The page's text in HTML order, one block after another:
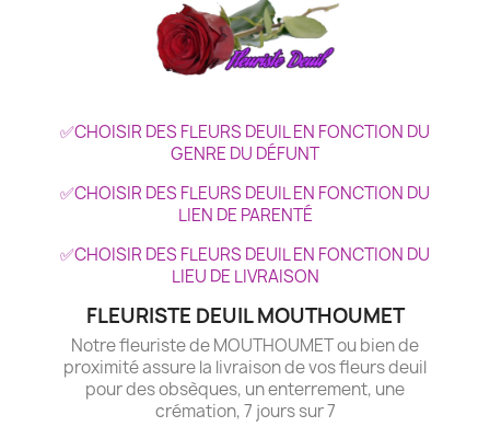
✅CHOISIR DES FLEURS DEUIL EN FONCTION DU
GENRE DU DÉFUNT
✅CHOISIR DES FLEURS DEUIL EN FONCTION DU
LIEN DE PARENTÉ
✅CHOISIR DES FLEURS DEUIL EN FONCTION DU
LIEU DE LIVRAISON
FLEURISTE DEUIL MOUTHOUMET
Notre fleuriste de MOUTHOUMET ou bien de
proximité assure la livraison de vos fleurs deuil
pour des obsèques, un enterrement, une
crémation, 7 jours sur 7